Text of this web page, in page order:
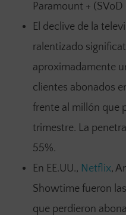
Paramount + (SVoD
El declive de la
ralentizado
aproximadamente
clientes abonados
frente al millón que
trimestre. La
55%.
En EE.UU., Netflix,
Showtime fueron
que perdieron